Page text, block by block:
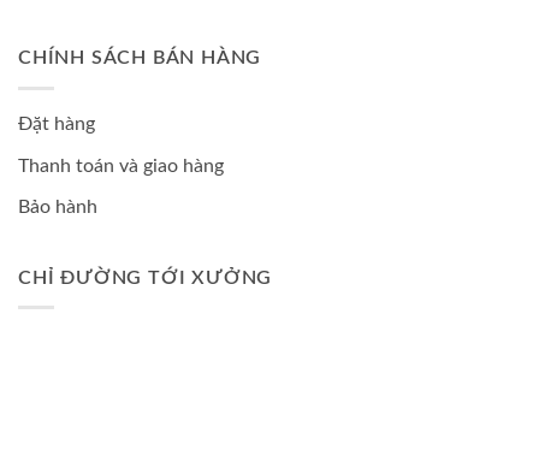
CHÍNH SÁCH BÁN HÀNG
Đặt hàng
Thanh toán và giao hàng
Bảo hành
CHỈ ĐƯỜNG TỚI XƯỞNG